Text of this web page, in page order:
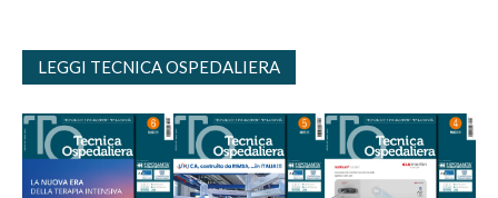
LEGGI TECNICA OSPEDALIERA